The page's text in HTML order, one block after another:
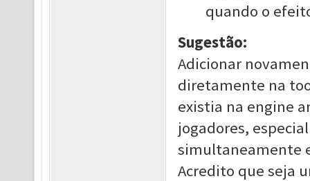
quando o
Sugestão:
Adicionar
diretamente na
existia na engine
jogadores,
simultaneamente
Acredito que seja